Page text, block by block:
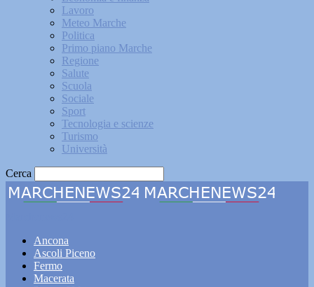
Lavoro
Meteo Marche
Politica
Primo piano Marche
Regione
Salute
Scuola
Sociale
Sport
Tecnologia e scienze
Turismo
Università
Cerca
Ancona
Ascoli Piceno
Fermo
Macerata